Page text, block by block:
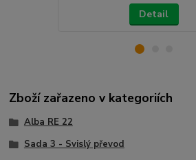
Detail
Zboží zařazeno v kategoriích
Alba RE 22
Sada 3 - Svislý převod